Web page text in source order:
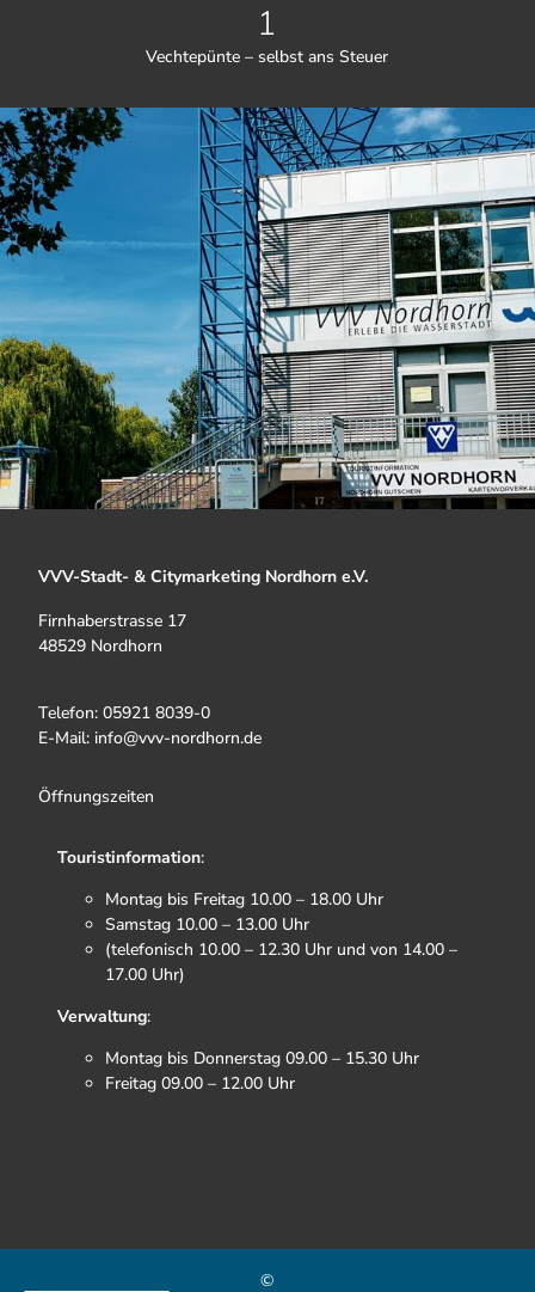
1
Vechtepünte – selbst ans Steuer
VVV-Stadt- & Citymarketing Nordhorn e.V.
Firnhaberstrasse 17
48529 Nordhorn
Telefon: 05921 8039-0
E-Mail: info@vvv-nordhorn.de
Öffnungszeiten
Touristinformation:
Montag bis Freitag 10.00 – 18.00 Uhr
Samstag 10.00 – 13.00 Uhr
(telefonisch 10.00 – 12.30 Uhr und von 14.00 –
17.00 Uhr)
Verwaltung:
Montag bis Donnerstag 09.00 – 15.30 Uhr
Freitag 09.00 – 12.00 Uhr
©